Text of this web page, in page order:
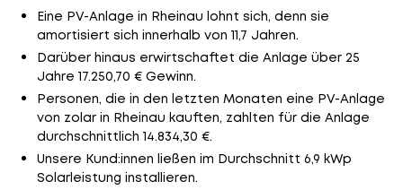
Eine PV-Anlage in Rheinau lohnt sich, denn sie
amortisiert sich innerhalb von 11,7 Jahren.
Darüber hinaus erwirtschaftet die Anlage über 25
Jahre 17.250,70 € Gewinn.
Personen, die in den letzten Monaten eine PV-Anlage
von zolar in Rheinau kauften, zahlten für die Anlage
durchschnittlich 14.834,30 €.
Unsere Kund:innen ließen im Durchschnitt 6,9 kWp
Solarleistung installieren.